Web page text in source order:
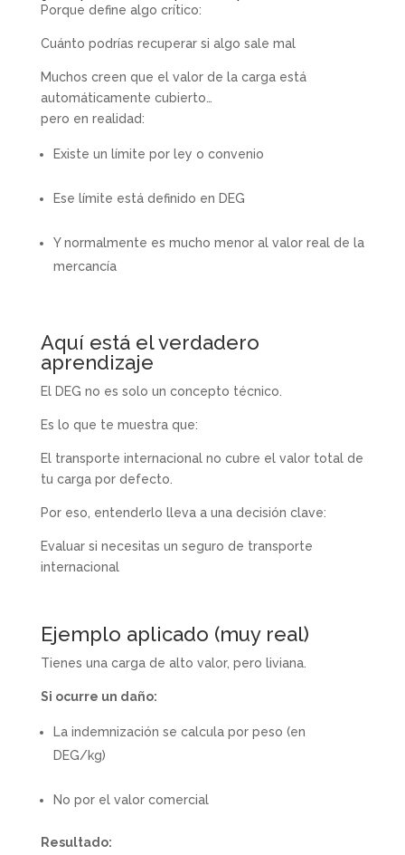
Porque define algo crítico:
Cuánto podrías recuperar si algo sale mal
Muchos creen que el valor de la carga está
automáticamente cubierto…
pero en realidad:
Existe un límite por ley o convenio
Ese límite está definido en DEG
Y normalmente es mucho menor al valor real de la
mercancía
Aquí está el verdadero
aprendizaje
El DEG no es solo un concepto técnico.
Es lo que te muestra que:
El transporte internacional no cubre el valor total de
tu carga por defecto.
Por eso, entenderlo lleva a una decisión clave:
Evaluar si necesitas un seguro de transporte
internacional
Ejemplo aplicado (muy real)
Tienes una carga de alto valor, pero liviana.
Si ocurre un daño:
La indemnización se calcula por peso (en
DEG/kg)
No por el valor comercial
Resultado: